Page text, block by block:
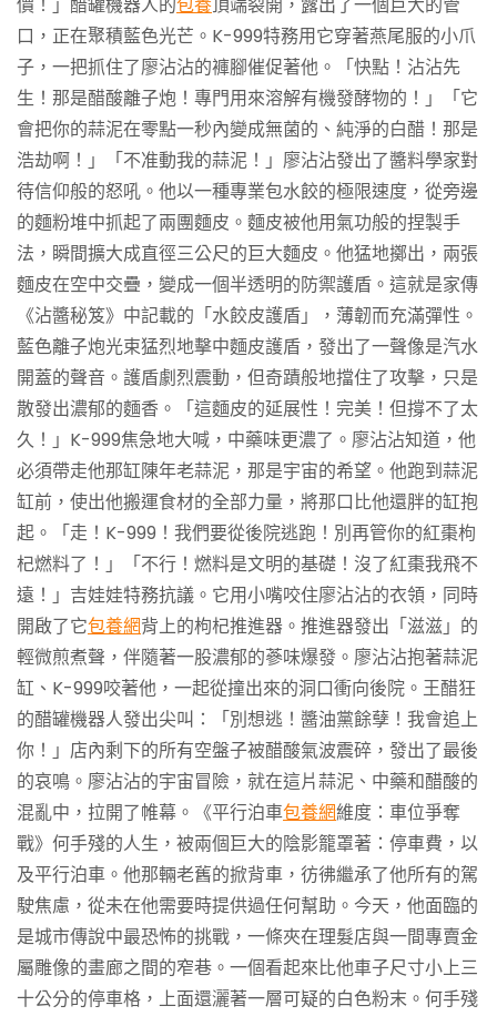
口，正在聚積藍色光芒。K-999特務用它穿著燕尾服的小爪
子，一把抓住了廖沾沾的褲腳催促著他。「快點！沾沾先
生！那是醋酸離子炮！專門用來溶解有機發酵物的！」「它
會把你的蒜泥在零點一秒內變成無菌的、純淨的白醋！那是
浩劫啊！」「不准動我的蒜泥！」廖沾沾發出了醬料學家對
待信仰般的怒吼。他以一種專業包水餃的極限速度，從旁邊
的麵粉堆中抓起了兩團麵皮。麵皮被他用氣功般的捏製手
法，瞬間擴大成直徑三公尺的巨大麵皮。他猛地擲出，兩張
麵皮在空中交疊，變成一個半透明的防禦護盾。這就是家傳
《沾醬秘笈》中記載的「水餃皮護盾」，薄韌而充滿彈性。
藍色離子炮光束猛烈地擊中麵皮護盾，發出了一聲像是汽水
開蓋的聲音。護盾劇烈震動，但奇蹟般地擋住了攻擊，只是
散發出濃郁的麵香。「這麵皮的延展性！完美！但撐不了太
久！」K-999焦急地大喊，中藥味更濃了。廖沾沾知道，他
必須帶走他那缸陳年老蒜泥，那是宇宙的希望。他跑到蒜泥
缸前，使出他搬運食材的全部力量，將那口比他還胖的缸抱
起。「走！K-999！我們要從後院逃跑！別再管你的紅棗枸
杞燃料了！」「不行！燃料是文明的基礎！沒了紅棗我飛不
遠！」吉娃娃特務抗議。它用小嘴咬住廖沾沾的衣領，同時
開啟了它包養網背上的枸杞推進器。推進器發出「滋滋」的
輕微煎煮聲，伴隨著一股濃郁的蔘味爆發。廖沾沾抱著蒜泥
缸、K-999咬著他，一起從撞出來的洞口衝向後院。王醋狂
的醋罐機器人發出尖叫：「別想逃！醬油黨餘孽！我會追上
你！」店內剩下的所有空盤子被醋酸氣波震碎，發出了最後
的哀鳴。廖沾沾的宇宙冒險，就在這片蒜泥、中藥和醋酸的
混亂中，拉開了帷幕。《平行泊車包養網維度：車位爭奪
戰》何手殘的人生，被兩個巨大的陰影籠罩著：停車費，以
及平行泊車。他那輛老舊的掀背車，彷彿繼承了他所有的駕
駛焦慮，從未在他需要時提供過任何幫助。今天，他面臨的
是城市傳說中最恐怖的挑戰，一條夾在理髮店與一間專賣金
屬雕像的畫廊之間的窄巷。一個看起來比他車子尺寸小上三
十公分的停車格，上面還灑著一層可疑的白色粉末。何手殘